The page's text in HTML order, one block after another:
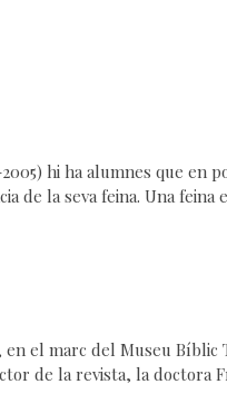
hi ha alumnes que en
de la seva feina. Una
el marc del Museu Bíblic
de la revista, la doctora